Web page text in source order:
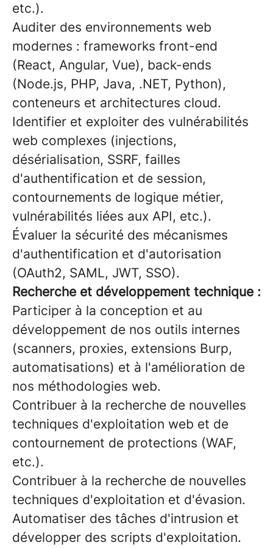
etc.).
Auditer des environnements web
modernes : frameworks front-end
(React, Angular, Vue), back-ends
(Node.js, PHP, Java, .NET, Python),
conteneurs et architectures cloud.
Identifier et exploiter des vulnérabilités
web complexes (injections,
désérialisation, SSRF, failles
d'authentification et de session,
contournements de logique métier,
vulnérabilités liées aux API, etc.).
Évaluer la sécurité des mécanismes
d'authentification et d'autorisation
(OAuth2, SAML, JWT, SSO).
Recherche et développement technique :
Participer à la conception et au
développement de nos outils internes
(scanners, proxies, extensions Burp,
automatisations) et à l'amélioration de
nos méthodologies web.
Contribuer à la recherche de nouvelles
techniques d'exploitation web et de
contournement de protections (WAF,
etc.).
Contribuer à la recherche de nouvelles
techniques d'exploitation et d'évasion.
Automatiser des tâches d'intrusion et
développer des scripts d'exploitation.